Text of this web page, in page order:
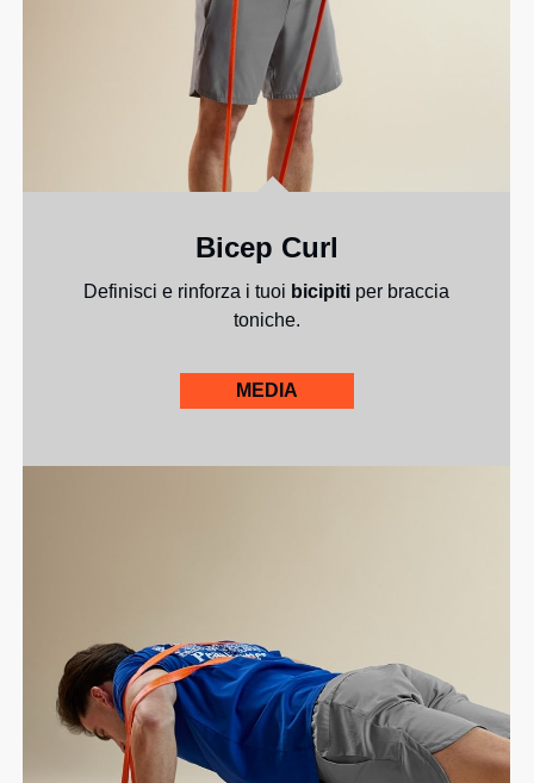
Bicep Curl
Definisci e rinforza i tuoi bicipiti per braccia
toniche.
MEDIA